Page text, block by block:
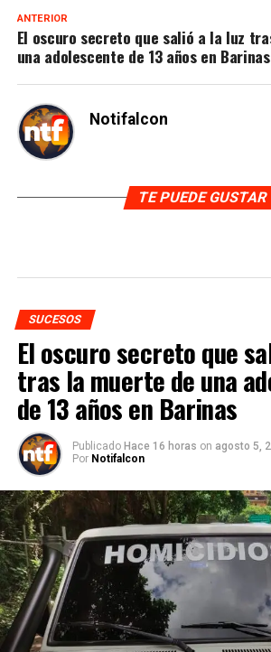
ANTERIOR
El oscuro secreto que salió a la luz
una adolescente de 13 años en Barinas
Notifalcon
TE PUEDE GUSTAR
SUCESOS
El oscuro secreto que
tras la muerte de una
de 13 años en Barinas
Publicado Hace 16 horas on agosto 5,
Por Notifalcon